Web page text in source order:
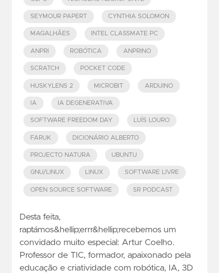
SEYMOUR PAPERT CYNTHIA SOLOMON
MAGALHÃES INTEL CLASSMATE PC
ANPRI ROBÓTICA ANPRINO
SCRATCH POCKET CODE
HUSKYLENS 2 MICROBIT ARDUINO
IA IA DEGENERATIVA
SOFTWARE FREEDOM DAY LUÍS LOURO
FARUK DICIONÁRIO ALBERTO
PROJECTO NATURA UBUNTU
GNU/LINUX LINUX SOFTWARE LIVRE
OPEN SOURCE SOFTWARE SR PODCAST
Desta feita,
raptámos&hellip;errr&hellip;recebemos um
convidado muito especial: Artur Coelho.
Professor de TIC, formador, apaixonado pela
educação e criatividade com robótica, IA, 3D